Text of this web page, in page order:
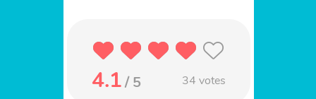
4.1/ 5 34 votes